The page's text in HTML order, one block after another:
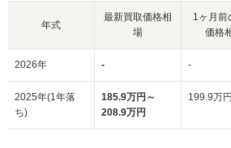
年式
最新買取価格相
場
1ヶ月前
価格
2026年 - -
2025年(1年落
ち)
185.9万円～
208.9万円
199.9万円